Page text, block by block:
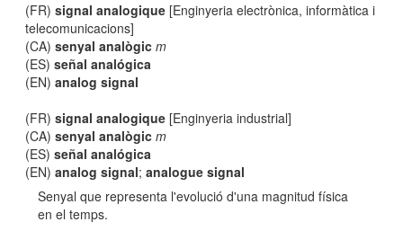
(FR)signal analogique [Enginyeria electrònica, informàtica i
telecomunicacions]
(CA)senyal analògic m
(ES)señal analógica
(EN)analog signal
(FR)signal analogique [Enginyeria industrial]
(CA)senyal analògic m
(ES)señal analógica
(EN)analog signal;analogue signal
Senyal que representa l'evolució d'una magnitud física
en el temps.